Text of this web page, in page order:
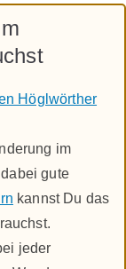
Höglwörther
im
gute
kannst Du das
jeder